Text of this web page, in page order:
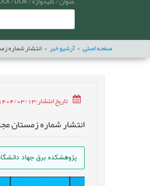
صفحه اصلی آرشیو خبر انتشار شماره
تاریخ انتشار:1404/03/13
انتشار شماره زمستان
پژوهشکده برق جهاد